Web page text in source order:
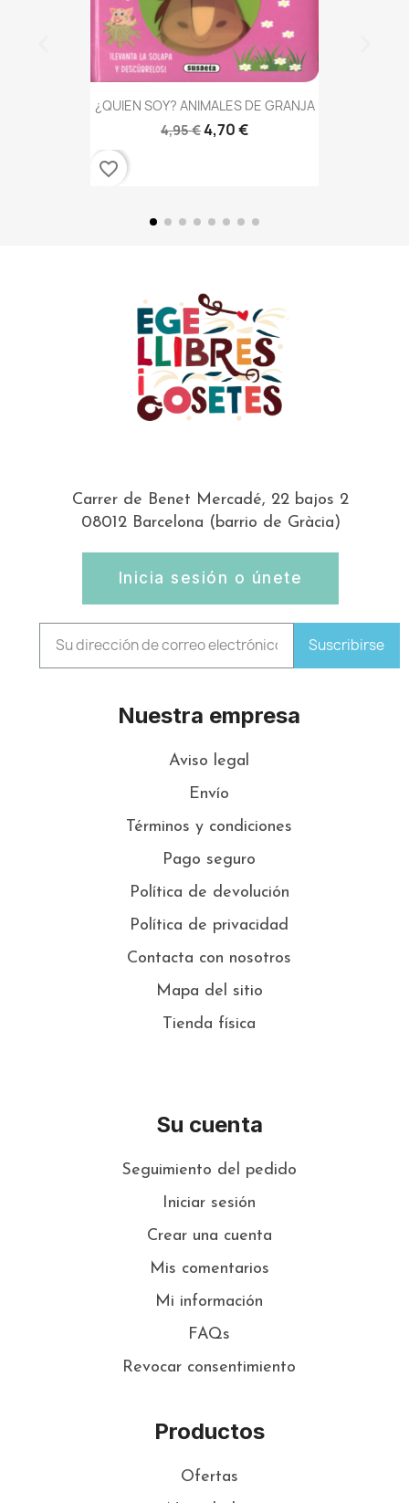
¿QUIEN SOY? ANIMALES DE GRANJA
4,95 €4,70 €
favorite_border
Carrer de Benet Mercadé, 22 bajos 2
08012 Barcelona (barrio de Gràcia)
Inicia sesión o únete
Suscribirse
Nuestra empresa
Aviso legal
Envío
Términos y condiciones
Pago seguro
Política de devolución
Política de privacidad
Contacta con nosotros
Mapa del sitio
Tienda física
Su cuenta
Seguimiento del pedido
Iniciar sesión
Crear una cuenta
Mis comentarios
Mi información
FAQs
Revocar consentimiento
Productos
Ofertas